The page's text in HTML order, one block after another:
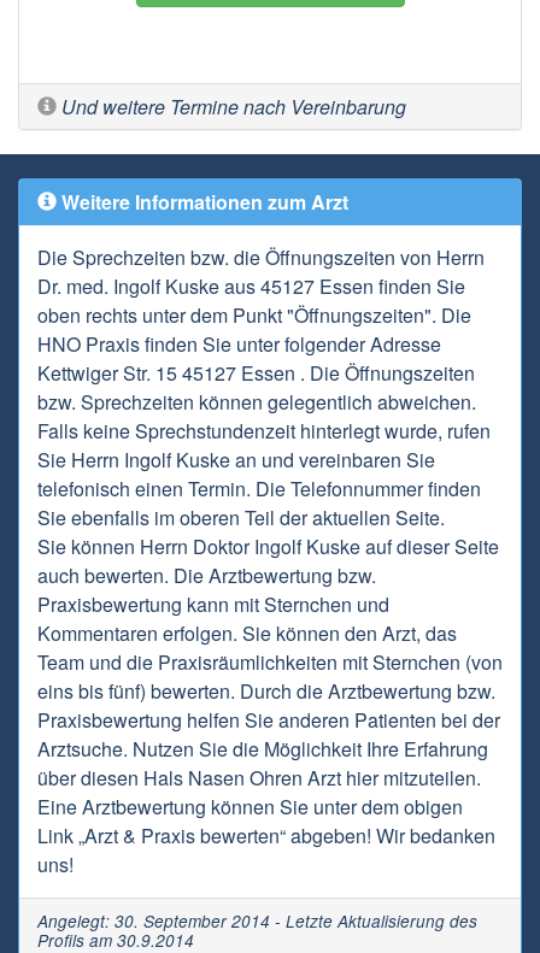
Und weitere Termine nach Vereinbarung
Weitere Informationen zum Arzt
Die Sprechzeiten bzw. die Öffnungszeiten von Herrn
Dr. med. Ingolf Kuske aus 45127 Essen finden Sie
oben rechts unter dem Punkt "Öffnungszeiten". Die
HNO Praxis finden Sie unter folgender Adresse
Kettwiger Str. 15 45127 Essen . Die Öffnungszeiten
bzw. Sprechzeiten können gelegentlich abweichen.
Falls keine Sprechstundenzeit hinterlegt wurde, rufen
Sie Herrn Ingolf Kuske an und vereinbaren Sie
telefonisch einen Termin. Die Telefonnummer finden
Sie ebenfalls im oberen Teil der aktuellen Seite.
Sie können Herrn Doktor Ingolf Kuske auf dieser Seite
auch bewerten. Die Arztbewertung bzw.
Praxisbewertung kann mit Sternchen und
Kommentaren erfolgen. Sie können den Arzt, das
Team und die Praxisräumlichkeiten mit Sternchen (von
eins bis fünf) bewerten. Durch die Arztbewertung bzw.
Praxisbewertung helfen Sie anderen Patienten bei der
Arztsuche. Nutzen Sie die Möglichkeit Ihre Erfahrung
über diesen Hals Nasen Ohren Arzt hier mitzuteilen.
Eine Arztbewertung können Sie unter dem obigen
Link „Arzt & Praxis bewerten“ abgeben! Wir bedanken
uns!
Angelegt: 30. September 2014 - Letzte Aktualisierung des
Profils am 30.9.2014